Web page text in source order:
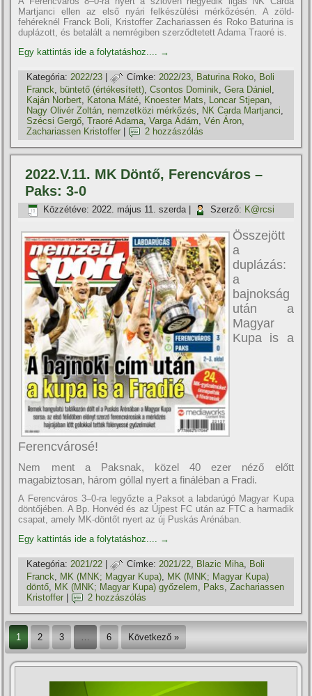
Martjanci ellen az első nyári felkészülési mérkőzésén. A zöld-
fehéreknél Franck Boli, Kristoffer Zachariassen és Roko Baturina is
duplázott, és betalált a nemrégiben szerződtetett Adama Traoré is.
Egy kattintás ide a folytatáshoz....
→
Kategória: 2022/23 | Címke: 2022/23, Baturina Roko, Boli
Franck
büntető (értékesí­tett) ,Csontos Dominik ,Gera Dániel
Kaján Norbert
Katona Máté Knoester Mats Loncar Stjepan
Nagy Olivér Zoltán nemzetközi mérkőzés NK Carda Martjanci
Szécsi Gergő ,Traoré Adama ,Varga Ádám ,Vén Áron
Zachariassen Kristoffer
2 hozzászólás
2022.V.11. MK Döntő, Ferencváros –
Paks: 3-0
Közzétéve: 2022. május 11. szerda| Szerző: K@rcsi
Összejött
a
duplázás:
a
bajnokság
után a
Magyar
Kupa is a
Ferencvárosé!
Nem ment a Paksnak, közel 40 ezer néző előtt
magabiztosan, három góllal nyert a fináléban a Fradi.
A Ferencváros 3–0-ra legyőzte a Paksot a labdarúgó Magyar Kupa
döntőjében. A Bp. Honvéd és az Újpest FC után az FTC a harmadik
csapat, amely MK-döntőt nyert az új Puskás Arénában.
Egy kattintás ide a folytatáshoz....
→
Kategória: 2021/22 | Címke: 2021/22, Blazic Miha, Boli
Franck
MK (MNK; Magyar Kupa) MK (MNK; Magyar Kupa)
döntő MK (MNK; Magyar Kupa) győzelem Paks ,Zachariassen
Kristoffer
2 hozzászólás
1 2 3 6 Következő »